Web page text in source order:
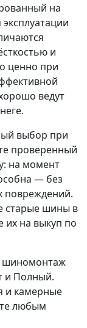
на
и
ценно при
ведут
выбор при
проверенный
на момент
— без
повреждений.
старые шины в
их на выкуп по
шиномонтаж
и Полный.
и камерные
любым